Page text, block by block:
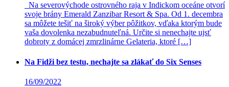
Na severovýchode ostrovného raja v Indickom oceáne otvorí
svoje brány Emerald Zanzibar Resort & Spa. Od 1. decembra
sa môžete tešiť na široký výber pôžitkov, vďaka ktorým bude
vaša dovolenka nezabudnuteľná. Určite si nenechajte ujsť
dobroty z domácej zmrzlinárne Gelateria, ktoré […]
Na Fidži bez testu, nechajte sa zlákať do Six Senses
16/09/2022